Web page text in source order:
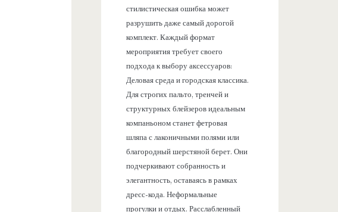
стилистическая ошибка может
разрушить даже самый дорогой
комплект. Каждый формат
мероприятия требует своего
подхода к выбору аксессуаров:
Деловая среда и городская классика.
Для строгих пальто, тренчей и
структурных блейзеров идеальным
компаньоном станет фетровая
шляпа с лаконичными полями или
благородный шерстяной берет. Они
подчеркивают собранность и
элегантность, оставаясь в рамках
дресс-кода. Неформальные
прогулки и отдых. Расслабленный